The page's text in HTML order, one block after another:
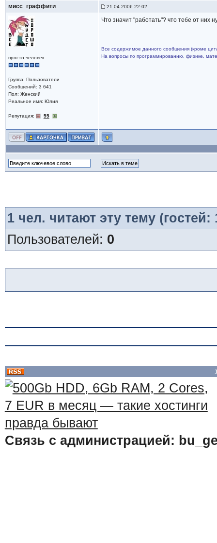
мисс_граффити 21.04.2006 22:02
просто человек
Группа: Пользователи
Сообщений: 3 641
Пол: Женский
Реальное имя: Юлия
Репутация: 55
Что значит "работать"? что тебе от них
--------------------
Все содержимое данного сообщения (кроме
На вопросы по программированию, физике,
1чел. читают эту тему
Пользователей: 0
Связь с администрацией: